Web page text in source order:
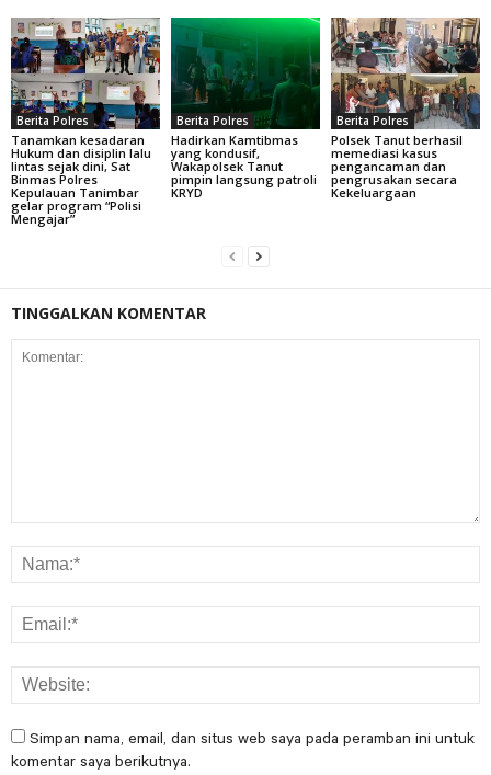
Berita Polres
Tanamkan kesadaran
Hukum dan disiplin lalu
lintas sejak dini, Sat
Binmas Polres
Kepulauan Tanimbar
gelar program “Polisi
Mengajar”
Berita Polres
Hadirkan Kamtibmas
yang kondusif,
Wakapolsek Tanut
pimpin langsung patroli
KRYD
Berita Polres
Polsek Tanut berhasil
memediasi kasus
pengancaman dan
pengrusakan secara
Kekeluargaan
TINGGALKAN KOMENTAR
Simpan nama, email, dan situs web saya pada peramban ini untuk
komentar saya berikutnya.